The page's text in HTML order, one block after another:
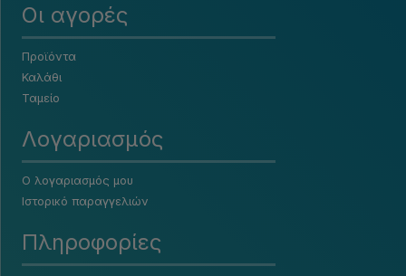
Οι αγορές
Προϊόντα
Καλάθι
Ταμείο
Λογαριασμός
Ο λογαριασμός μου
Ιστορικό παραγγελιών
Πληροφορίες